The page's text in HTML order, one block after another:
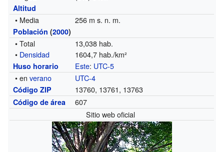
Altitud
• Media 256 m s. n. m.
Población (2000)
• Total
13,038 hab.
• Densidad 1604,7 hab./km²
Huso horario Este: UTC-5
• enverano UTC-4
Código ZIP 13760, 13761, 13763
Código de área
607
Sitio web oficial